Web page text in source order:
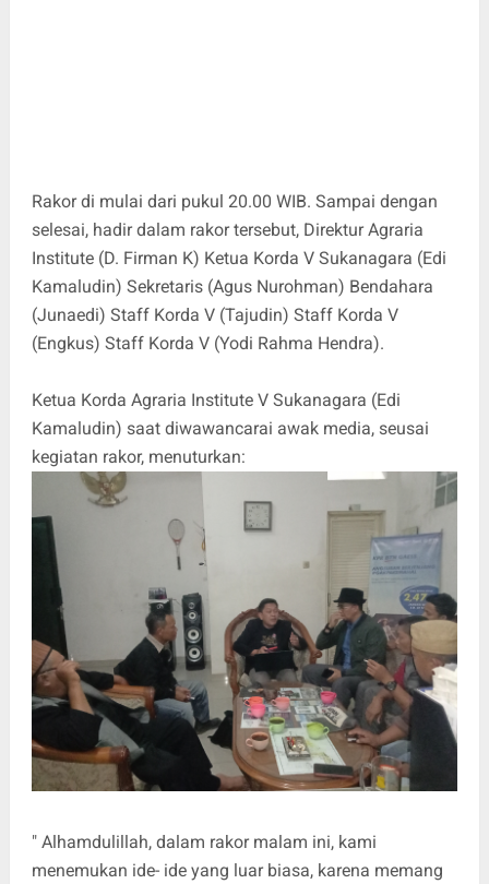
Rakor di mulai dari pukul 20.00 WIB. Sampai dengan
selesai, hadir dalam rakor tersebut, Direktur Agraria
Institute (D. Firman K) Ketua Korda V Sukanagara (Edi
Kamaludin) Sekretaris (Agus Nurohman) Bendahara
(Junaedi) Staff Korda V (Tajudin) Staff Korda V
(Engkus) Staff Korda V (Yodi Rahma Hendra).
Ketua Korda Agraria Institute V Sukanagara (Edi
Kamaludin) saat diwawancarai awak media, seusai
kegiatan rakor, menuturkan:
" Alhamdulillah, dalam rakor malam ini, kami
menemukan ide- ide yang luar biasa, karena memang